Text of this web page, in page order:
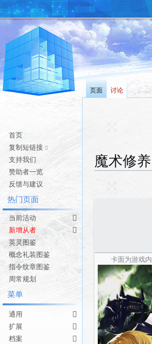
魔术修养
卡面为游戏
页面 讨论
首页
复制短链接
支持我们
赞助者一览
反馈与建议
热门页面
当前活动
新增从者
英灵图鉴
概念礼装图鉴
指令纹章图鉴
周常规划
菜单
通用
扩展
档案